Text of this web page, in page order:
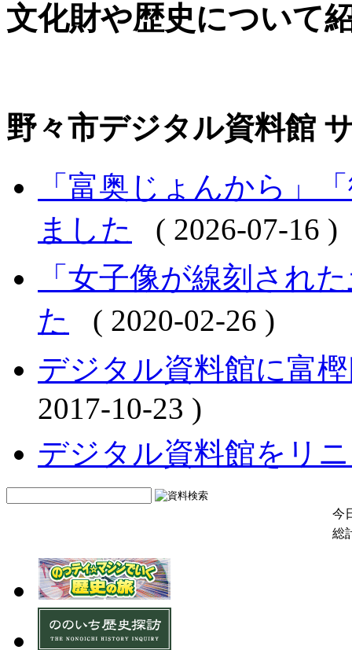
文化財や歴史について
野々市デジタル資料館
「富奥じょんから」
ました
( 2026-07-16 )
「女子像が線刻され
た
( 2020-02-26 )
デジタル資料館に富
2017-10-23 )
デジタル資料館をリ
今
総